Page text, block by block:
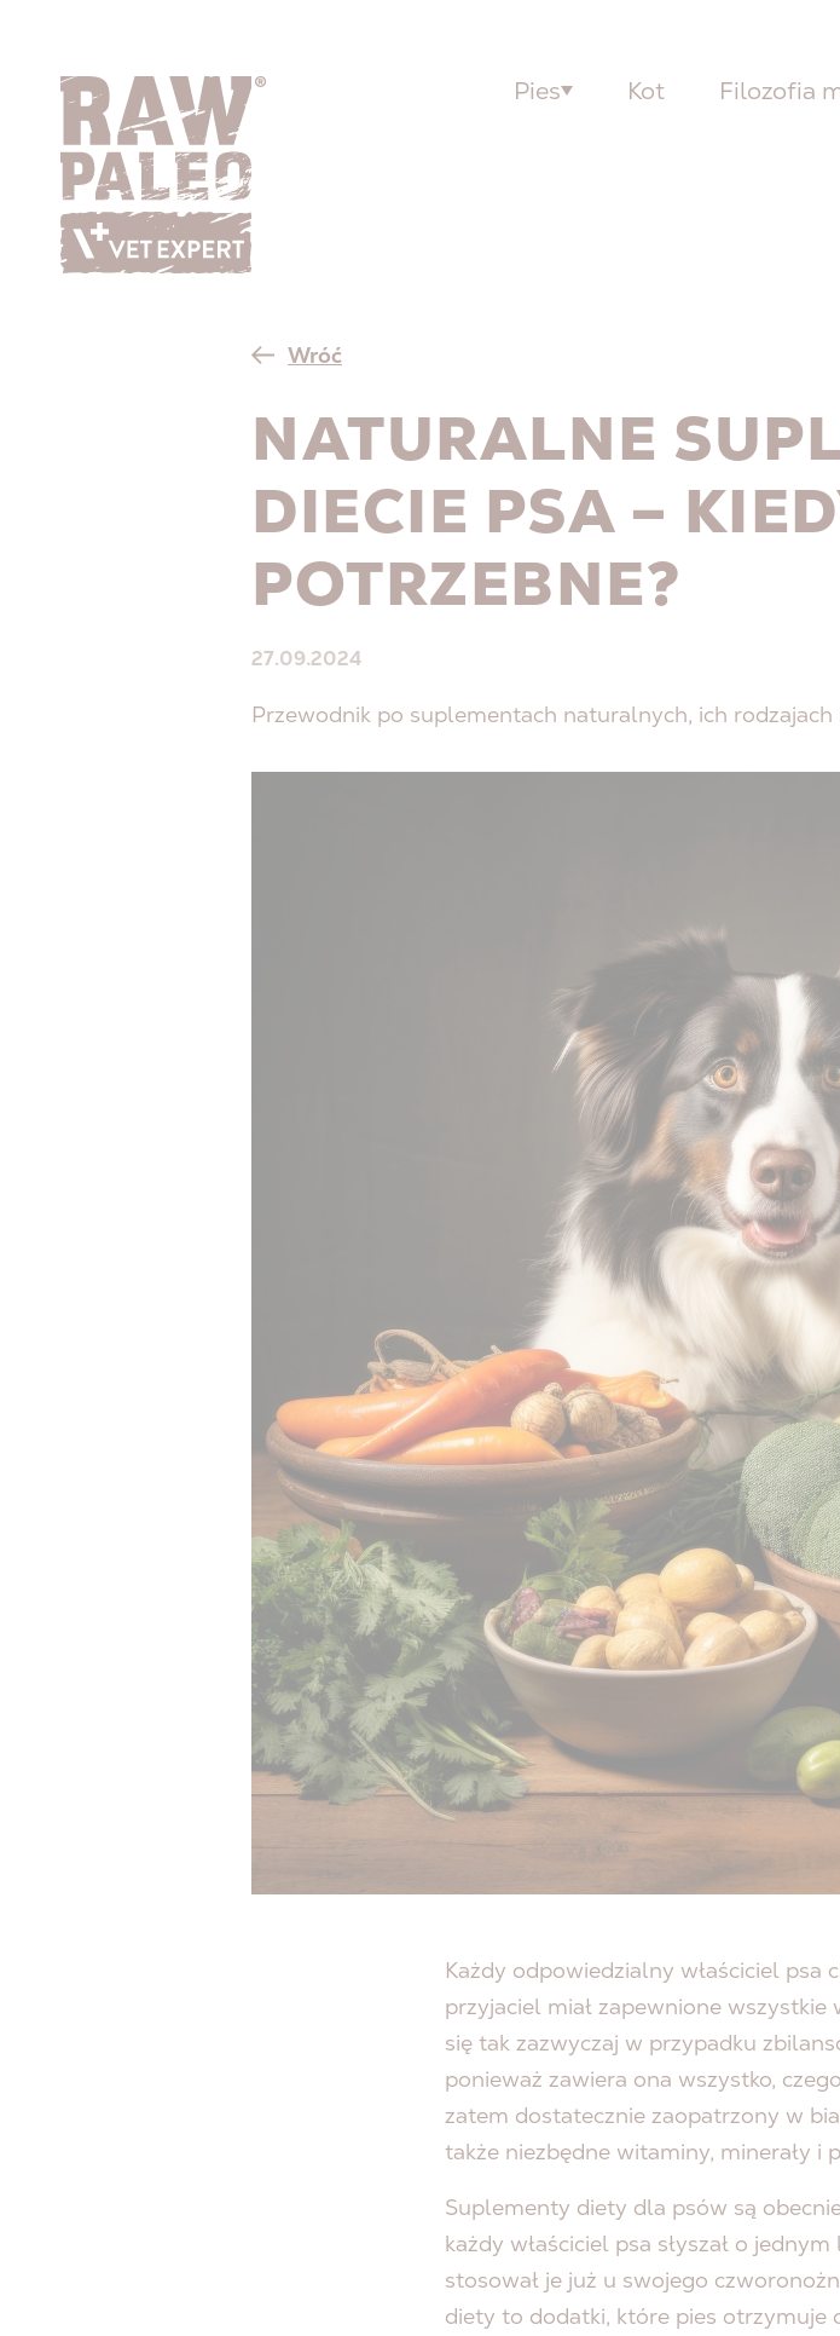
Pies Kot Filozofia
Wróć
NATURALNE
DIECIE PSA –
POTRZEBNE?
27.09.2024
Przewodnik po suplementach naturalnych, ich
Każdy odpowiedzialny właściciel psa
przyjaciel miał zapewnione wszystkie
się tak zazwyczaj w przypadku
ponieważ zawiera ona wszystko,
zatem dostatecznie zaopatrzony w
także niezbędne witaminy, minerały i
Suplementy diety dla psów są
każdy właściciel psa słyszał o
stosował je już u swojego
diety to dodatki, które pies otrzymuje